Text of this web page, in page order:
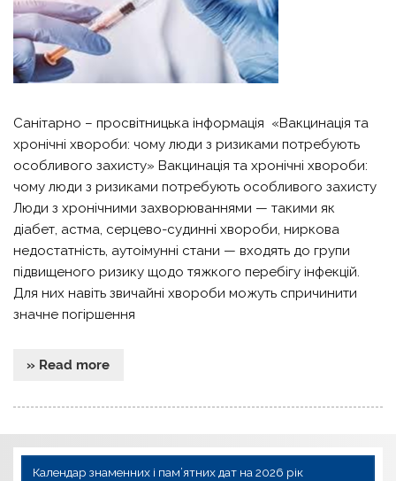
Санітарно – просвітницька інформація «Вакцинація та
хронічні хвороби: чому люди з ризиками потребують
особливого захисту» Вакцинація та хронічні хвороби:
чому люди з ризиками потребують особливого захисту
Люди з хронічними захворюваннями — такими як
діабет, астма, серцево-судинні хвороби, ниркова
недостатність, аутоімунні стани — входять до групи
підвищеного ризику щодо тяжкого перебігу інфекцій.
Для них навіть звичайні хвороби можуть спричинити
значне погіршення
» Read more
Календар знаменних і пам’ятних дат на 2026 рік